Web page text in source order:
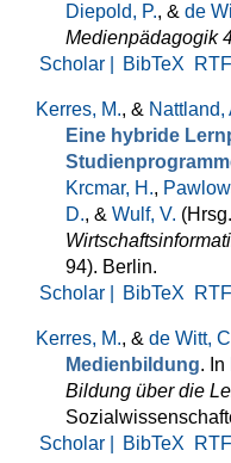
Diepold, P., & de
Medienpädagogik
Scholar |
BibTeX RTF
Kerres, M., & Nattland,
Eine hybride
Krcmar, H.,
D., & Wulf, V.
94). Berlin.
Scholar |
BibTeX RTF
Kerres, M., & de Witt,
Medienbildung. In
Bildung über die
Scholar |
BibTeX RTF